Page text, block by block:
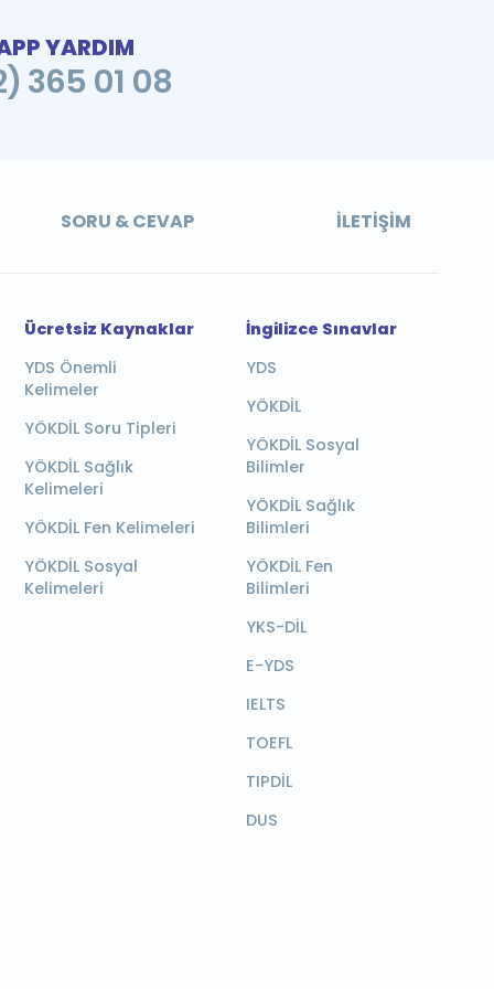
YARDIM
365 01 08
SORU & CEVAP İLETIŞIM
Ücretsiz Kaynaklar
YDS Önemli
Kelimeler
YÖKDİL Soru Tipleri
YÖKDİL Sağlık
Kelimeleri
YÖKDİL Fen Kelimeleri
YÖKDİL Sosyal
Kelimeleri
İngilizce Sınavlar
YDS
YÖKDİL
YÖKDİL Sosyal
Bilimler
YÖKDİL Sağlık
Bilimleri
YÖKDİL Fen
Bilimleri
YKS-DİL
E-YDS
IELTS
TOEFL
TIPDİL
DUS